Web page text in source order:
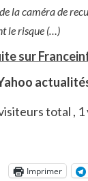
la caméra de
le risque (…)
sur
total ,
Imprimer